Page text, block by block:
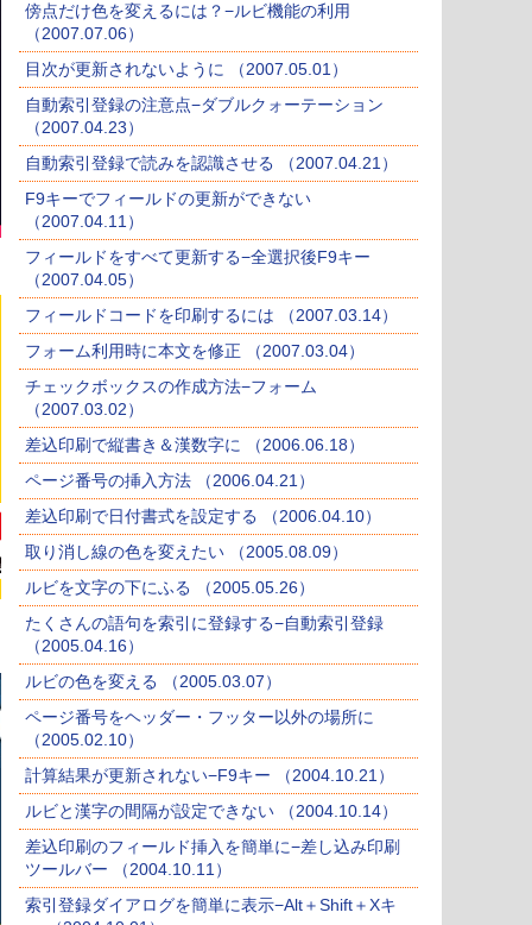
傍点だけ色を変えるには？−ルビ機能の利用
（2007.07.06）
目次が更新されないように （2007.05.01）
自動索引登録の注意点−ダブルクォーテーション
（2007.04.23）
自動索引登録で読みを認識させる （2007.04.21）
F9キーでフィールドの更新ができない
（2007.04.11）
フィールドをすべて更新する−全選択後F9キー
（2007.04.05）
フィールドコードを印刷するには （2007.03.14）
フォーム利用時に本文を修正 （2007.03.04）
チェックボックスの作成方法−フォーム
（2007.03.02）
差込印刷で縦書き＆漢数字に （2006.06.18）
ページ番号の挿入方法 （2006.04.21）
差込印刷で日付書式を設定する （2006.04.10）
取り消し線の色を変えたい （2005.08.09）
ルビを文字の下にふる （2005.05.26）
たくさんの語句を索引に登録する−自動索引登録
（2005.04.16）
ルビの色を変える （2005.03.07）
ページ番号をヘッダー・フッター以外の場所に
（2005.02.10）
計算結果が更新されない−F9キー （2004.10.21）
ルビと漢字の間隔が設定できない （2004.10.14）
差込印刷のフィールド挿入を簡単に−差し込み印刷
ツールバー （2004.10.11）
索引登録ダイアログを簡単に表示−Alt＋Shift＋Xキ